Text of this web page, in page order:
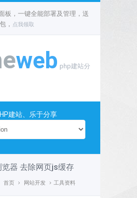
板，一键全能部署及管理，送
， 点我领取
web php建站分
建站、乐于分享
览器 去除网页js缓存
首页 网站开发 工具资料